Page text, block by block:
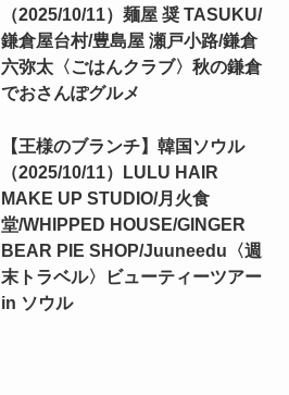
（2025/10/11）麺屋 奨 TASUKU/
鎌倉屋台村/豊島屋 瀬戸小路/鎌倉
六弥太〈ごはんクラブ〉秋の鎌倉
でおさんぽグルメ
【王様のブランチ】韓国ソウル
（2025/10/11）LULU HAIR
MAKE UP STUDIO/月火食
堂/WHIPPED HOUSE/GINGER
BEAR PIE SHOP/Juuneedu〈週
末トラベル〉ビューティーツアー
in ソウル